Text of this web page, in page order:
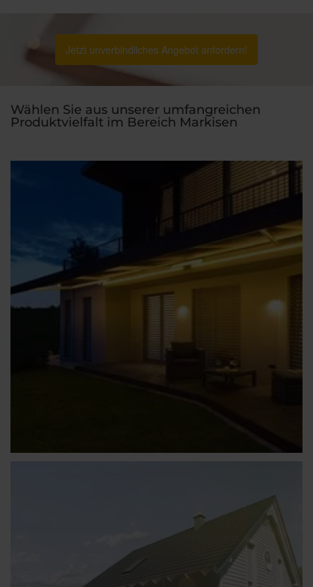
Jetzt unverbindliches Angebot anfordern!
Wählen Sie aus unserer umfangreichen
Produktvielfalt im Bereich Markisen